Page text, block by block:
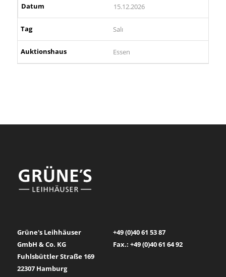
15.12.2026
Salı
Essen
Grüne's Leihhäuser
GmbH & Co. KG
Fuhlsbüttler Straße 169
22307 Hamburg
+49 (0)40 61 53 87
Fax.: +49 (0)40 61 64 92